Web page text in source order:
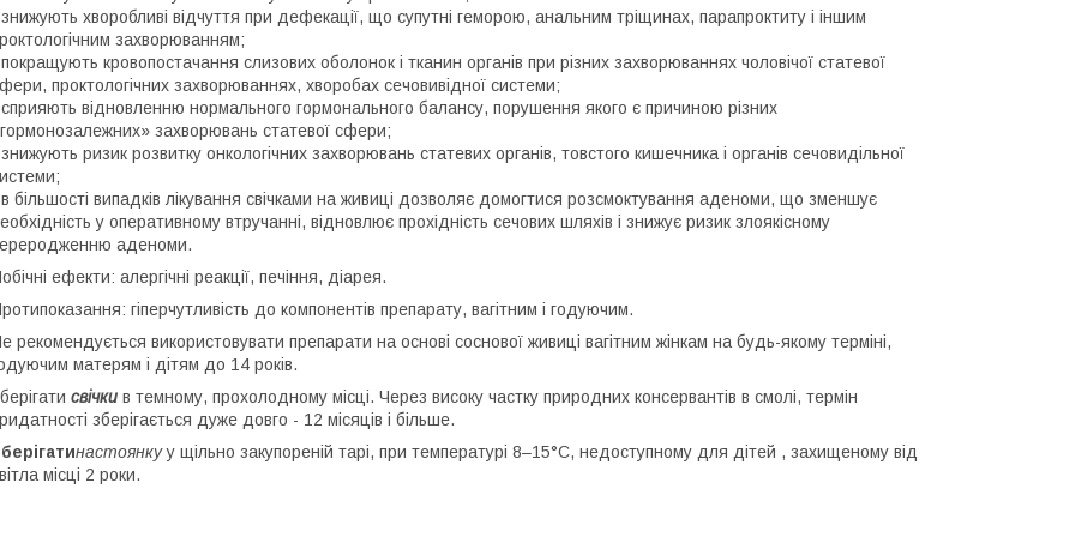
хворобливі відчуття при дефекації, що супутні геморою, анальним тріщинах, парапроктиту і іншим
захворюванням;
кровопостачання слизових оболонок і тканин органів при різних захворюваннях чоловічої статевої
проктологічних захворюваннях, хворобах сечовивідної системи;
відновленню нормального гормонального балансу, порушення якого є причиною різних
захворювань статевої сфери;
ризик розвитку онкологічних захворювань статевих органів, товстого кишечника і органів сечовидільної
більшості випадків лікування свічками на живиці дозволяє домогтися розсмоктування аденоми, що зменшує
у оперативному втручанні, відновлює прохідність сечових шляхів і знижує ризик злоякісному
аденоми.
ефекти: алергічні реакції, печіння, діарея.
гіперчутливість до компонентів препарату, вагітним і годуючим.
рекомендується використовувати препарати на основі соснової живиці вагітним жінкам на будь-якому терміні,
матерям і дітям до 14 років.
свічки в темному, прохолодному місці. Через високу частку природних консервантів в смолі, термін
зберігається дуже довго - 12 місяців і більше.
настоянку у щільно закупореній тарі, при температурі 8–15°С, недоступному для дітей , захищеному від
місці 2 роки.